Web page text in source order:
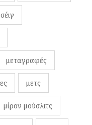
μεταγραφές
μετς
μίρον μούσλιτς